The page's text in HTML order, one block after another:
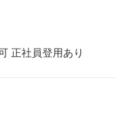
正社員登用あり